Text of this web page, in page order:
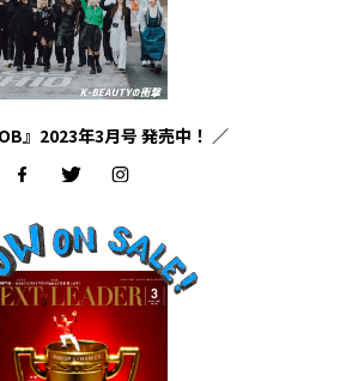
』2023年3月号 発売中！ ／